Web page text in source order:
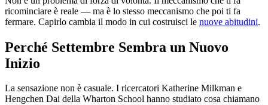
ricominciare è reale — ma è lo stesso meccanismo che poi ti fa
fermare. Capirlo cambia il modo in cui costruisci le nuove abitudini.
Perché Settembre Sembra un Nuovo
Inizio
La sensazione non è casuale. I ricercatori Katherine Milkman e
Hengchen Dai della Wharton School hanno studiato cosa chiamano